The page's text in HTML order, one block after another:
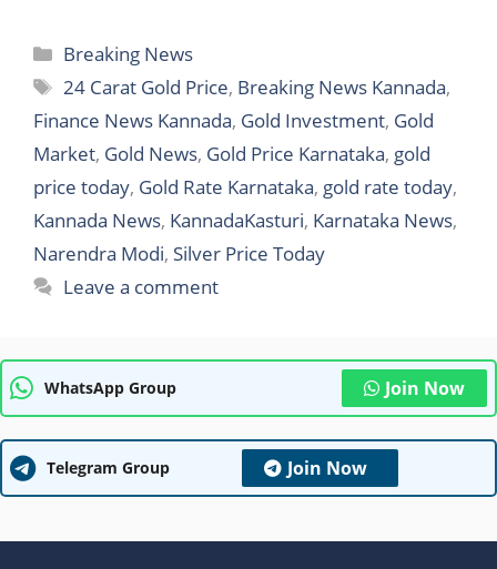
Categories
Breaking News
Tags
24 Carat Gold Price, Breaking News Kannada,
Finance News Kannada, Gold Investment, Gold
Market, Gold News, Gold Price Karnataka, gold
price today, Gold Rate Karnataka, gold rate today,
Kannada News, KannadaKasturi, Karnataka News,
Narendra Modi, Silver Price Today
Leave a comment
WhatsApp Group Join Now
Telegram Group Join Now